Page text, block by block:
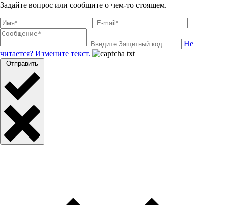
Задайте вопрос или сообщите о чем-то стоящем.
Не
читается? Измените текст.
Отправить